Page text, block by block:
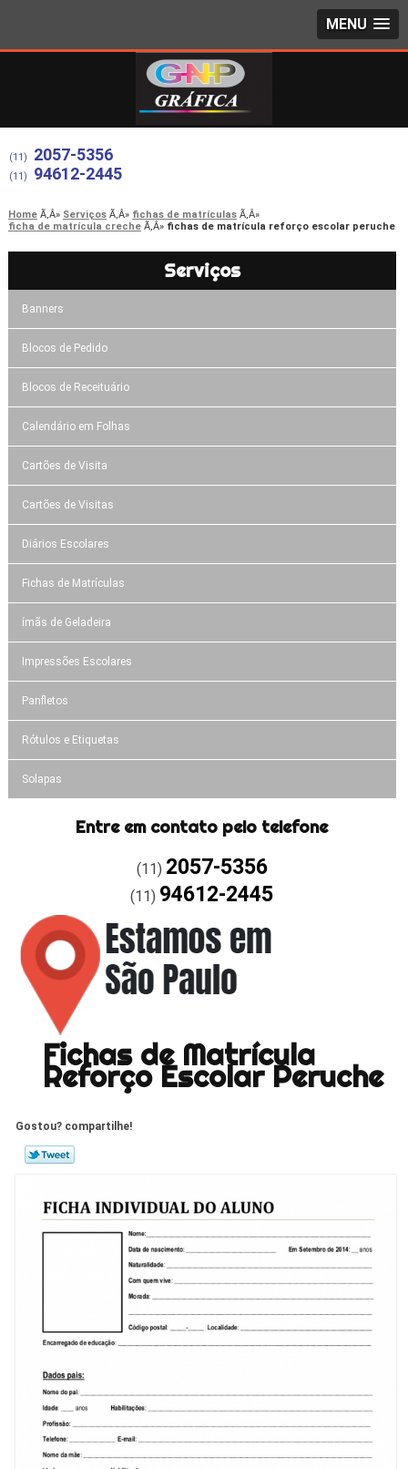
MENU
(11) 2057-5356
(11) 94612-2445
Home Serviços
fichas de matrículas
ficha de matrícula creche
fichas de matrícula reforço escolar peruche
Serviços
Banners
Blocos de Pedido
Blocos de Receituário
Calendário em Folhas
Cartões de Visita
Cartões de Visitas
Diários Escolares
Fichas de Matrículas
ímãs de Geladeira
Impressões Escolares
Panfletos
Rótulos e Etiquetas
Solapas
Entre em contato pelo telefone
(11) 2057-5356
(11) 94612-2445
Fichas de Matrícula
Reforço Escolar Peruche
Gostou? compartilhe!